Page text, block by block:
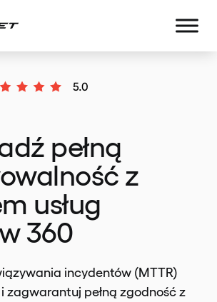
pełną
z
usług
360
incydentów (MTTR)
zagwarantuj pełną zgodność z